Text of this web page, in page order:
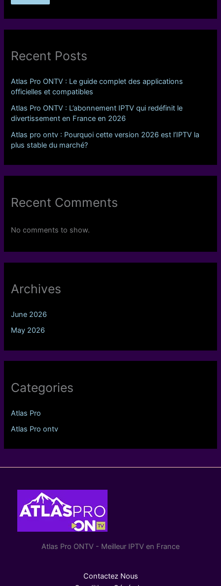
Recent Posts
Atlas Pro ONTV : Le guide complet des applications
officielles et compatibles
Atlas Pro ONTV : L’abonnement IPTV qui redéfinit le
divertissement en France en 2026
Atlas pro ontv : Pourquoi cette version 2026 est l’IPTV la
plus stable du marché?
Recent Comments
No comments to show.
Archives
June 2026
May 2026
Categories
Atlas Pro
Atlas Pro ontv
Atlas Pro ONTV - Meilleur IPTV en France
Contactez Nous